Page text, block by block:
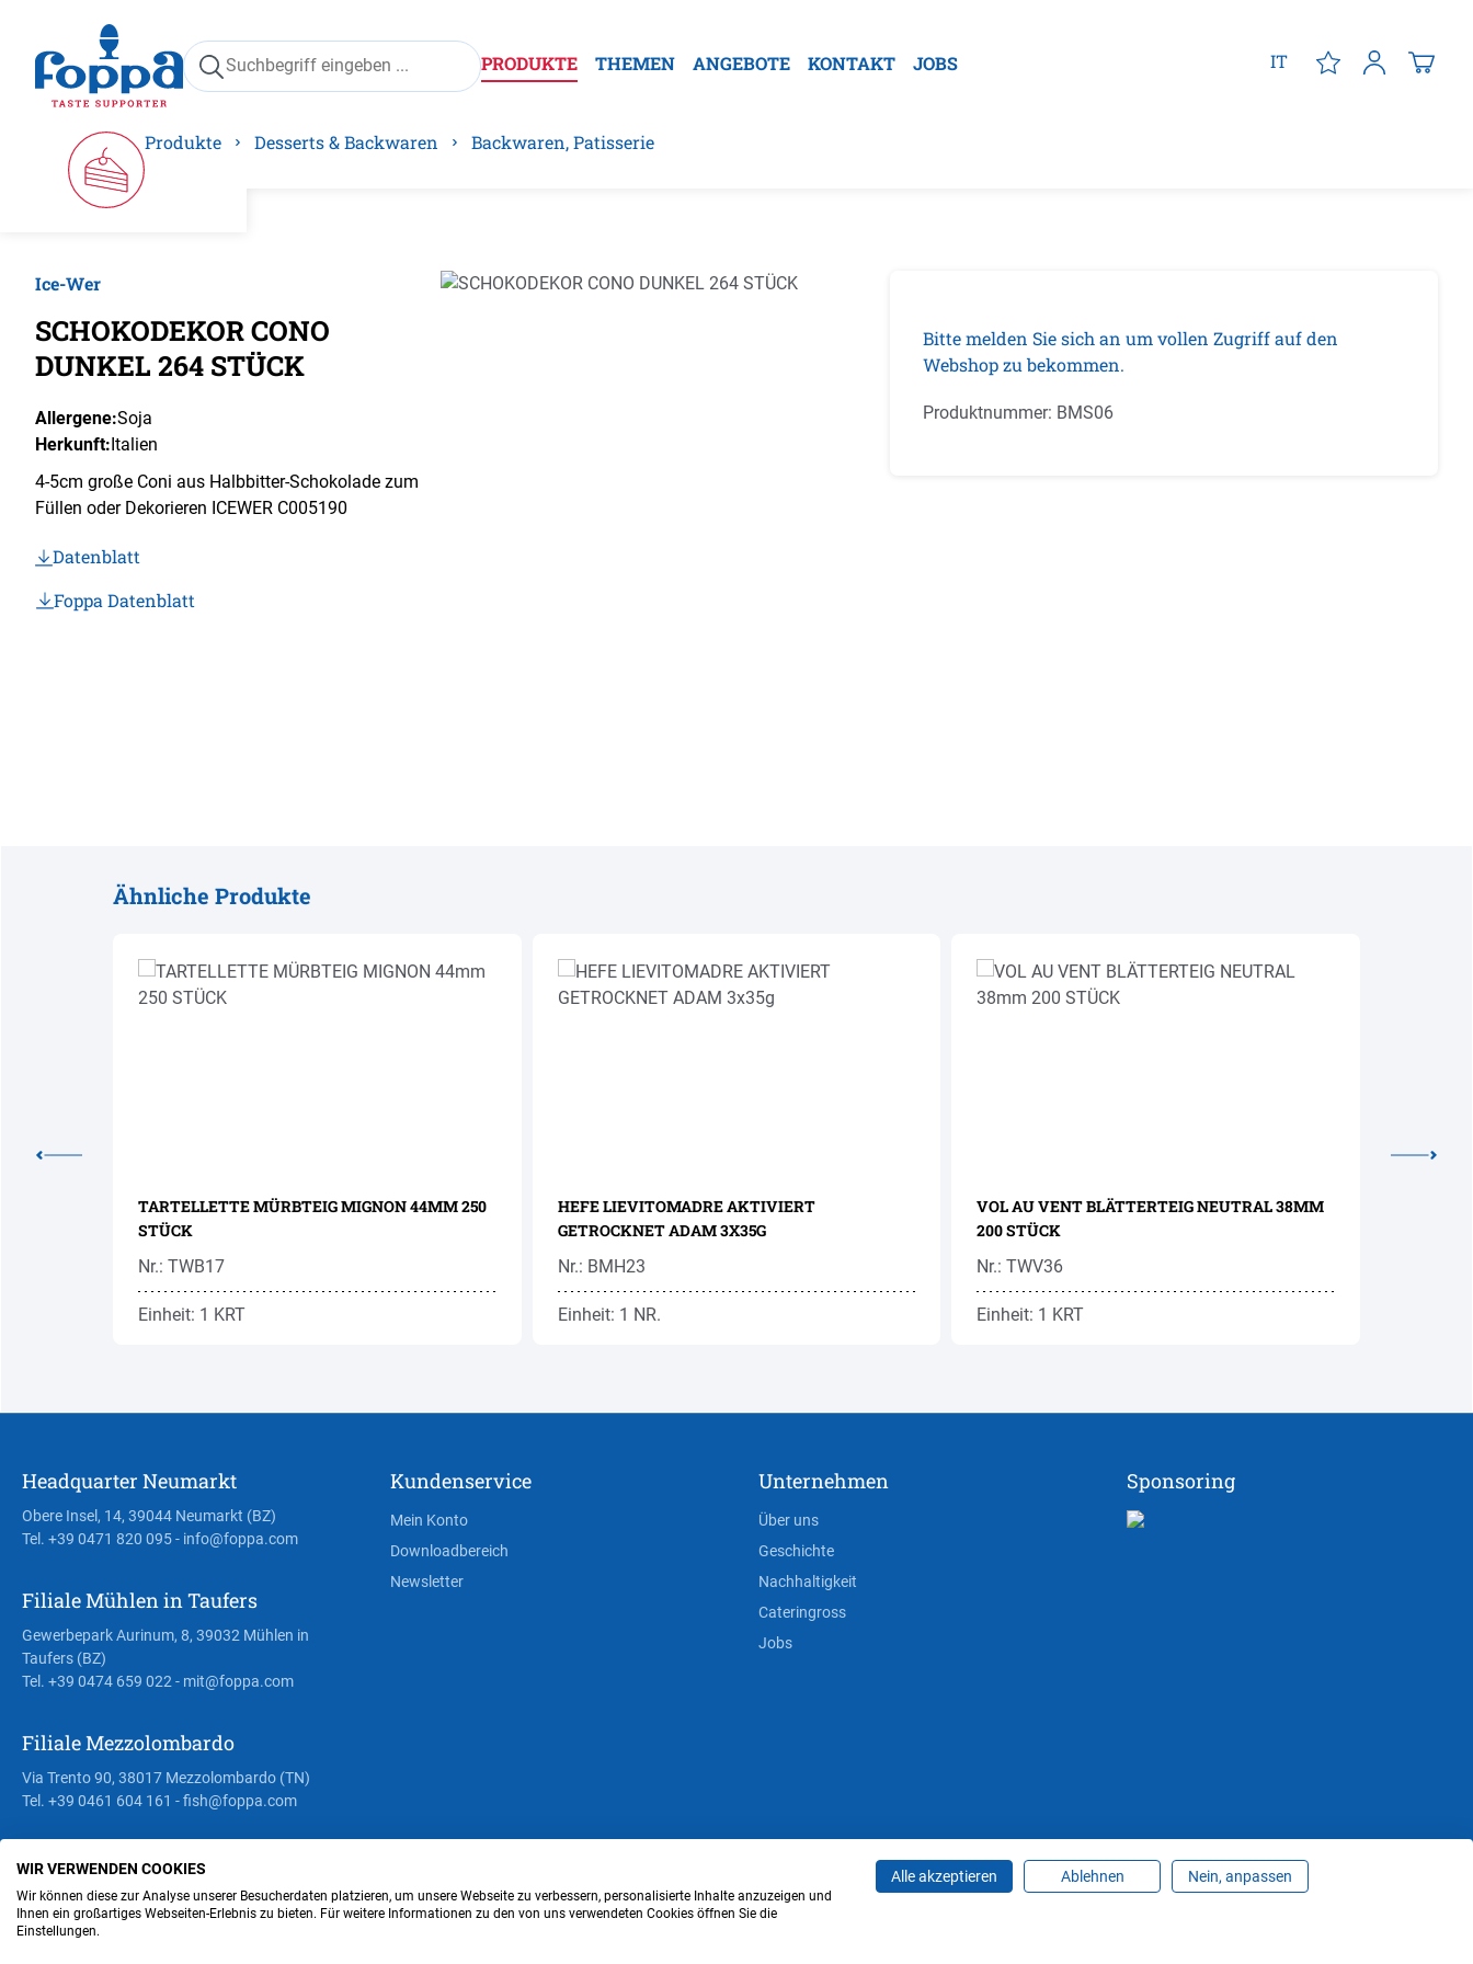
Zur Hauptnavigation springen
PRODUKTE THEMEN ANGEBOTE KONTAKT JOBS IT
Produkte Desserts & Backwaren Backwaren, Patisserie
Ice-Wer
SCHOKODEKOR CONO
DUNKEL 264 STÜCK
Allergene:Soja
Herkunft:Italien
4-5cm große Coni aus Halbbitter-Schokolade zum
Füllen oder Dekorieren ICEWER C005190
Datenblatt
Foppa Datenblatt
Bildergalerie überspringen
Bitte melden Sie sich an um vollen Zugriff auf den
Webshop zu bekommen.
Produktnummer: BMS06
Ähnliche Produkte
TARTELLETTE MÜRBTEIG MIGNON 44MM 250
STÜCK
Nr.: TWB17
Einheit: 1 KRT
HEFE LIEVITOMADRE AKTIVIERT
GETROCKNET ADAM 3X35G
Nr.: BMH23
Einheit: 1 NR.
VOL AU VENT BLÄTTERTEIG NEUTRAL 38MM
200 STÜCK
Nr.: TWV36
Einheit: 1 KRT
Headquarter Neumarkt
Obere Insel, 14, 39044 Neumarkt (BZ)
Tel. +39 0471 820 095- info@foppa.com
Filiale Mühlen in Taufers
Gewerbepark Aurinum, 8, 39032 Mühlen in
Taufers (BZ)
Tel. +39 0474 659 022 - mit@foppa.com
Filiale Mezzolombardo
Via Trento 90, 38017 Mezzolombardo (TN)
Tel. +39 0461 604 161 - fish@foppa.com
Kundenservice
Mein Konto
Downloadbereich
Newsletter
Unternehmen
Über uns
Geschichte
Nachhaltigkeit
Cateringross
Jobs
Sponsoring
Steuer- und MwSt.- Nr. IT00676670219 AGB Privacy Policy Impressum
Cookie-Einstellungen ändern
WIR VERWENDEN COOKIES
Wir können diese zur Analyse unserer Besucherdaten platzieren, um unsere Webseite zu verbessern, personalisierte Inhalte anzuzeigen und
Ihnen ein großartiges Webseiten-Erlebnis zu bieten. Für weitere Informationen zu den von uns verwendeten Cookies öffnen Sie die
Einstellungen.
Alle akzeptieren Ablehnen Nein, anpassen